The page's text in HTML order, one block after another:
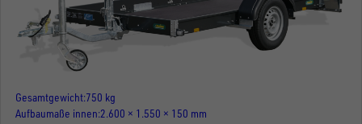
Gesamtgewicht 750 kg
Aufbaumaße innen 2.600 × 1.550 × 150 mm